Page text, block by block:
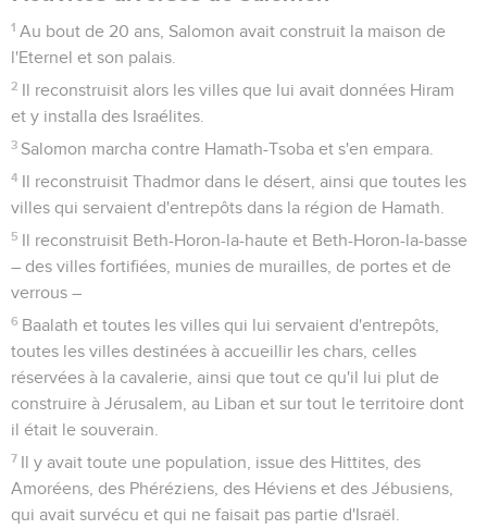
1 Au bout de 20 ans, Salomon avait construit la maison de
l'Eternel et son palais.
2 Il reconstruisit alors les villes que lui avait données Hiram
et y installa des Israélites.
3 Salomon marcha contre Hamath-Tsoba et s'en empara.
4 Il reconstruisit Thadmor dans le désert, ainsi que toutes les
villes qui servaient d'entrepôts dans la région de Hamath.
5 Il reconstruisit Beth-Horon-la-haute et Beth-Horon-la-basse
– des villes fortifiées, munies de murailles, de portes et de
verrous –
6 Baalath et toutes les villes qui lui servaient d'entrepôts,
toutes les villes destinées à accueillir les chars, celles
réservées à la cavalerie, ainsi que tout ce qu'il lui plut de
construire à Jérusalem, au Liban et sur tout le territoire dont
il était le souverain.
7 Il y avait toute une population, issue des Hittites, des
Amoréens, des Phéréziens, des Héviens et des Jébusiens,
qui avait survécu et qui ne faisait pas partie d'Israël.